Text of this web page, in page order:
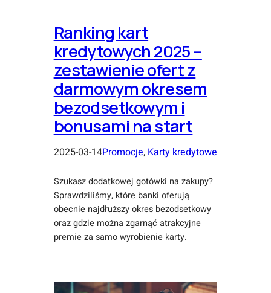
Ranking kart
kredytowych 2025 –
zestawienie ofert z
darmowym okresem
bezodsetkowym i
bonusami na start
2025-03-14Promocje, Karty kredytowe
Szukasz dodatkowej gotówki na zakupy?
Sprawdziliśmy, które banki oferują
obecnie najdłuższy okres bezodsetkowy
oraz gdzie można zgarnąć atrakcyjne
premie za samo wyrobienie karty.